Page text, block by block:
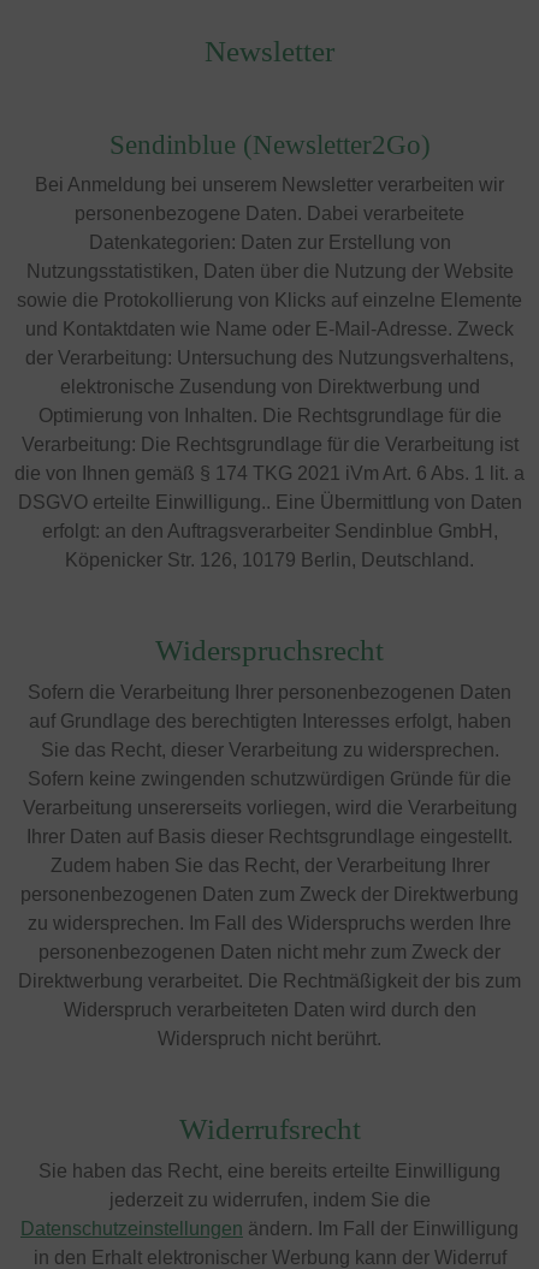
Newsletter
Sendinblue (Newsletter2Go)
Bei Anmeldung bei unserem Newsletter verarbeiten wir
personenbezogene Daten. Dabei verarbeitete
Datenkategorien: Daten zur Erstellung von
Nutzungsstatistiken, Daten über die Nutzung der Website
sowie die Protokollierung von Klicks auf einzelne Elemente
und Kontaktdaten wie Name oder E-Mail-Adresse. Zweck
der Verarbeitung: Untersuchung des Nutzungsverhaltens,
elektronische Zusendung von Direktwerbung und
Optimierung von Inhalten. Die Rechtsgrundlage für die
Verarbeitung: Die Rechtsgrundlage für die Verarbeitung ist
die von Ihnen gemäß § 174 TKG 2021 iVm Art. 6 Abs. 1 lit. a
DSGVO erteilte Einwilligung.. Eine Übermittlung von Daten
erfolgt: an den Auftragsverarbeiter Sendinblue GmbH,
Köpenicker Str. 126, 10179 Berlin, Deutschland.
Widerspruchsrecht
Sofern die Verarbeitung Ihrer personenbezogenen Daten
auf Grundlage des berechtigten Interesses erfolgt, haben
Sie das Recht, dieser Verarbeitung zu widersprechen.
Sofern keine zwingenden schutzwürdigen Gründe für die
Verarbeitung unsererseits vorliegen, wird die Verarbeitung
Ihrer Daten auf Basis dieser Rechtsgrundlage eingestellt.
Zudem haben Sie das Recht, der Verarbeitung Ihrer
personenbezogenen Daten zum Zweck der Direktwerbung
zu widersprechen. Im Fall des Widerspruchs werden Ihre
personenbezogenen Daten nicht mehr zum Zweck der
Direktwerbung verarbeitet. Die Rechtmäßigkeit der bis zum
Widerspruch verarbeiteten Daten wird durch den
Widerspruch nicht berührt.
Widerrufsrecht
Sie haben das Recht, eine bereits erteilte Einwilligung
jederzeit zu widerrufen, indem Sie die
Datenschutzeinstellungen ändern. Im Fall der Einwilligung
in den Erhalt elektronischer Werbung kann der Widerruf